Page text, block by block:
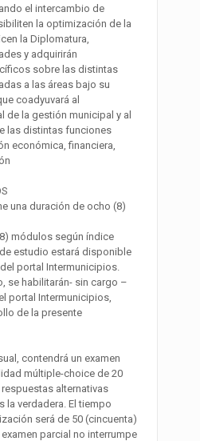
el intercambio de
la optimización de la
la Diplomatura,
y adquirirán
sobre las distintas
a las áreas bajo su
coadyuvará al
de la gestión municipal y al
las distintas funciones
económica, financiera,
una duración de ocho (8)
módulos según índice
estudio estará disponible
portal Intermunicipios.
se habilitarán- sin cargo –
portal Intermunicipios,
de la presente
contendrá un examen
múltiple-choice de 20
alternativas
la verdadera. El tiempo
será de 50 (cincuenta)
parcial no interrumpe